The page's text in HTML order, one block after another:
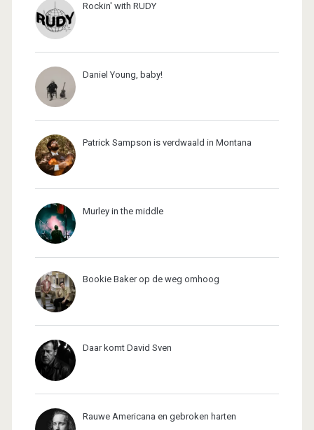
Rockin' with RUDY
Daniel Young, baby!
Patrick Sampson is verdwaald in Montana
Murley in the middle
Bookie Baker op de weg omhoog
Daar komt David Sven
Rauwe Americana en gebroken harten